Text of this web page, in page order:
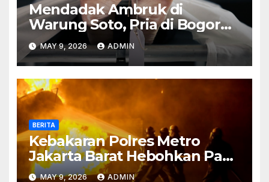
Mendadak Ambruk di
Warung Soto, Pria di Bogor
Meninggal Sebelum Makan
MAY 9, 2026 ADMIN
BERITA
Kebakaran Polres Metro
Jakarta Barat Hebohkan Pagi
Hari, Ini Fakta Terbarunya
MAY 9, 2026 ADMIN